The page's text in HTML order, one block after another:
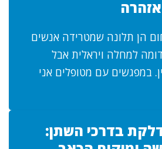
אזהרה
הן תלונה שמטרידה אנשים
למחלה ויראלית אבל
במפגשים עם מטופלים אני
בדרכי השתן: